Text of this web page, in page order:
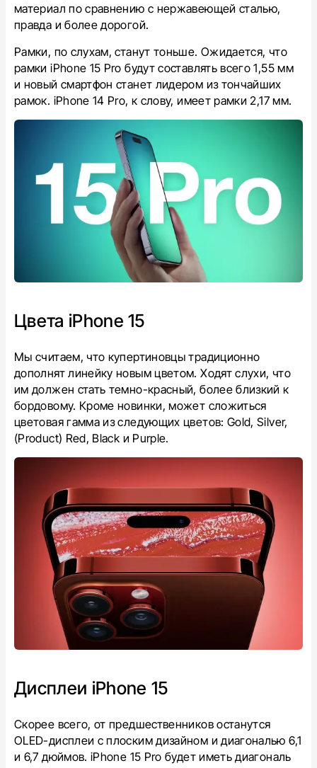
материал по сравнению с нержавеющей сталью,
правда и более дорогой.
Рамки, по слухам, станут тоньше. Ожидается, что
рамки iPhone 15 Pro будут составлять всего 1,55 мм
и новый смартфон станет лидером из тончайших
рамок. iPhone 14 Pro, к слову, имеет рамки 2,17 мм.
Цвета iPhone 15
Мы считаем, что купертиновцы традиционно
дополнят линейку новым цветом. Ходят слухи, что
им должен стать темно-красный, более близкий к
бордовому. Кроме новинки, может сложиться
цветовая гамма из следующих цветов: Gold, Silver,
(Product) Red, Black и Purple.
Дисплеи iPhone 15
Скорее всего, от предшественников останутся
OLED-дисплеи с плоским дизайном и диагональю 6,1
и 6,7 дюймов. iPhone 15 Pro будет иметь диагональ